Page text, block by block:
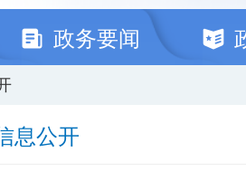
政务要闻
息公开